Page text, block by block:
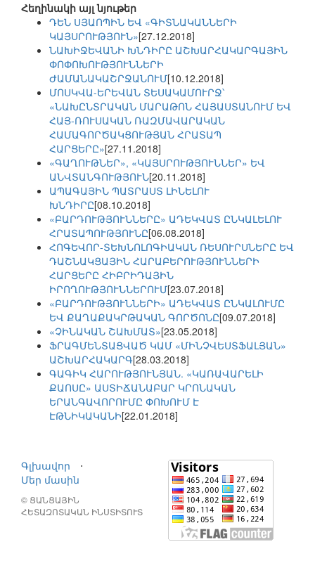
Հեղինակի այլ նյութեր
ԴԵՆ ՍՅԱՈՊԻՆ ԵՎ «ԳԻՏՆԱԿԱՆՆԵՐԻ
ԿԱՅՍՐՈՒԹՅՈՒՆ»[27.12.2018]
ՆԱԽԻՋԵՎԱՆԻ ԽՆԴԻՐԸ ԱՇԽԱՐՀԱԿԱՐԳԱՅԻՆ
ՓՈՓՈԽՈՒԹՅՈՒՆՆԵՐԻ
ԺԱՄԱՆԱԿԱՇՐՋԱՆՈՒՄ[10.12.2018]
ՄՈՍԿՎԱ-ԵՐԵՎԱՆ ՏԵՍԱԿԱՄՈՒՐՋ՝
«ՆԱԽԸՆՏՐԱԿԱՆ ՄԱՐԱԹՈՆ ՀԱՅԱՍՏԱՆՈՒՄ ԵՎ
ՀԱՅ-ՌՈՒՍԱԿԱՆ ՌԱԶՄԱՎԱՐԱԿԱՆ
ՀԱՄԱԳՈՐԾԱԿՑՈՒԹՅԱՆ ՀՐԱՏԱՊ
ՀԱՐՑԵՐԸ»[27.11.2018]
«ԳԱՂՈՒԹՆԵՐ», «ԿԱՅՍՐՈՒԹՅՈՒՆՆԵՐ» ԵՎ
ԱՆՎՏԱՆԳՈՒԹՅՈՒՆ[20.11.2018]
ԱՊԱԳԱՅԻՆ ՊԱՏՐԱՍՏ ԼԻՆԵԼՈՒ
ԽՆԴԻՐԸ[08.10.2018]
«ԲԱՐԴՈՒԹՅՈՒՆՆԵՐԸ» ԱԴԵԿՎԱՏ ԸՆԿԱԼԵԼՈՒ
ՀՐԱՏԱՊՈՒԹՅՈՒՆԸ[06.08.2018]
ՀՈԳԵՎՈՐ-ՏԵԽՆՈԼՈԳԻԱԿԱՆ ՌԵՍՈՒՐՍՆԵՐԸ ԵՎ
ԴԱՇՆԱԿՑԱՅԻՆ ՀԱՐԱԲԵՐՈՒԹՅՈՒՆՆԵՐԻ
ՀԱՐՑԵՐԸ ՀԻԲՐԻԴԱՅԻՆ
ԻՐՈՂՈՒԹՅՈՒՆՆԵՐՈՒՄ[23.07.2018]
«ԲԱՐԴՈՒԹՅՈՒՆՆԵՐԻ» ԱԴԵԿՎԱՏ ԸՆԿԱԼՈՒՄԸ
ԵՎ ՔԱՂԱՔԱԿՐԹԱԿԱՆ ԳՈՐԾՈՆԸ[09.07.2018]
«ՉԻՆԱԿԱՆ ՇԱԽՄԱՏ»[23.05.2018]
ՖՐԱԳՄԵՆՏԱՑՎԱԾ ԿԱՄ «ՄԻՆՉՎԵՍՏՖԱԼՅԱՆ»
ԱՇԽԱՐՀԱԿԱՐԳ[28.03.2018]
ԳԱԳԻԿ ՀԱՐՈՒԹՅՈՒՆՅԱՆ. «ԿԱՌԱՎԱՐԵԼԻ
ՔԱՈՍԸ» ԱՍՏԻՃԱՆԱԲԱՐ ԿՐՈՆԱԿԱՆ
ԵՐԱՆԳԱՎՈՐՈՒՄԸ ՓՈԽՈՒՄ Է
ԷԹՆԻԿԱԿԱՆԻ[22.01.2018]
Գլխավոր
⋅
Մեր մասին
© ՑԱՆՑԱՅԻՆ
ՀԵՏԱԶՈՏԱԿԱՆ ԻՆՍՏԻՏՈՒՏ